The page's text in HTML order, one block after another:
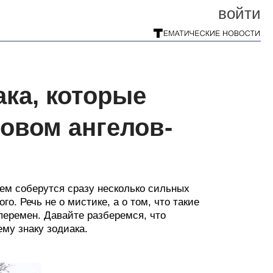
войти
которые
ангелов-
соберутся сразу несколько сильных
Речь не о мистике, а о том, что такие
Давайте разберемся, что
знаку зодиака.